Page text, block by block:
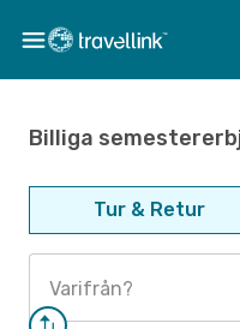
Billiga
Tur & Retur
Varifrån?